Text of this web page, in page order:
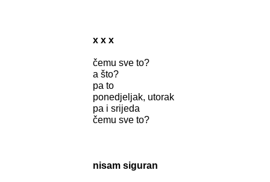
x x x
čemu sve to?
a što?
pa to
ponedjeljak, utorak
pa i srijeda
čemu sve to?
nisam siguran